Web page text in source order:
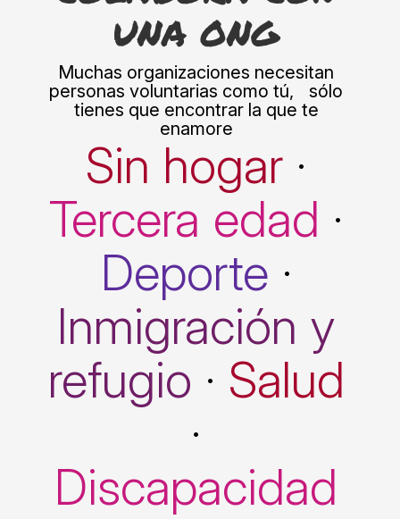
UNA ONG
Muchas organizaciones necesitan
personas voluntarias como tú, sólo
tienes que encontrar la que te
enamore
Sin hogar ·
Tercera edad ·
Deporte ·
Inmigración y
refugio · Salud
·
Discapacidad